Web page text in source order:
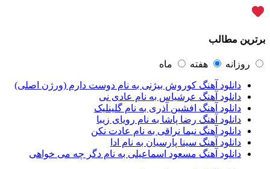
آرتان گادلی
آرتين شاهوران1
آرتین1
آرتین بهادری12
آرتین سلیمانی1
آردا1
آرسام 1
آرسام سالار1
آرسین 2
برترین مطالب
روزانه هفته ماه
دانلود آهنگ کوروش بیژنی به نام دوست دارم (ورژن اصلی)
دانلود آهنگ عرشیاس به نام عادی نی
دانلود آهنگ افشین آذری به نام گلینلیک
دانلود آهنگ رضا پاشا به نام رویای زیبا
دانلود آهنگ نیما نراقی به نام عادت نکن
دانلود آهنگ سینا پارسیان به نام ادا
دانلود آهنگ مسعود اسماعیلی به نام دگر چه می خواهی